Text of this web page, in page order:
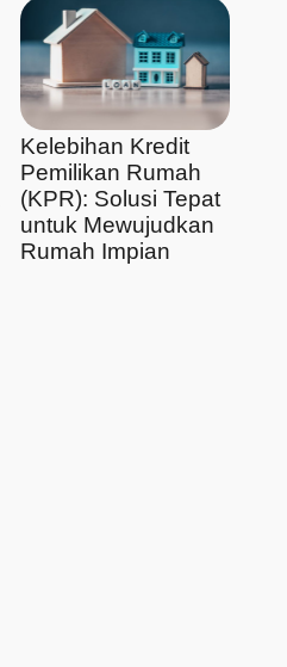
Kelebihan Kredit
Pemilikan Rumah
(KPR): Solusi Tepat
untuk Mewujudkan
Rumah Impian